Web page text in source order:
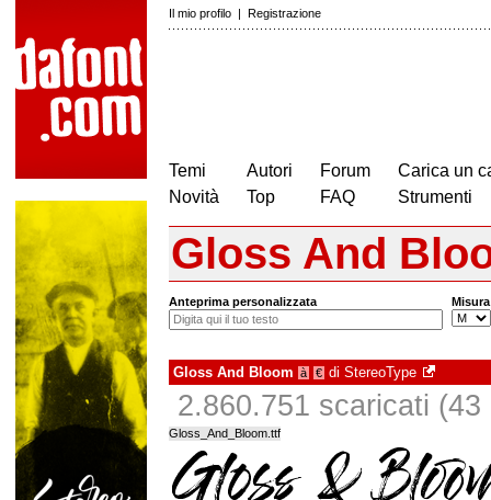
Il mio profilo | Registrazione
Temi
Novità
Autori
Top
Forum
FAQ
Carica un
Strumenti
Gloss And
Anteprima personalizzata Misura
Gloss And Bloom à € di StereoType
2.860.751 scaricati (43
Gloss_And_Bloom.ttf